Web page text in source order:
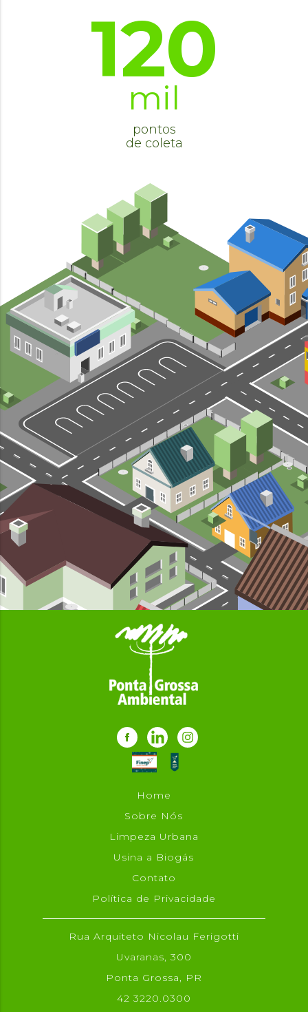
120
mil
pontos
de coleta
Home
Sobre Nós
Limpeza Urbana
Usina a Biogás
Contato
Política de Privacidade
Rua Arquiteto Nicolau Ferigotti
Uvaranas, 300
Ponta Grossa, PR
42 3220.0300